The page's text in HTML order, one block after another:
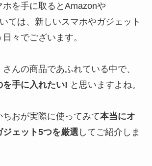
を手に取るとAmazonや
ては、新しいスマホやガジェット
々でございます。
んの商品であふれている中で、
手に入れたい! と思いますよね。
ちおが実際に使ってみて本当にオ
ジェット5つを厳選 してご紹介しま